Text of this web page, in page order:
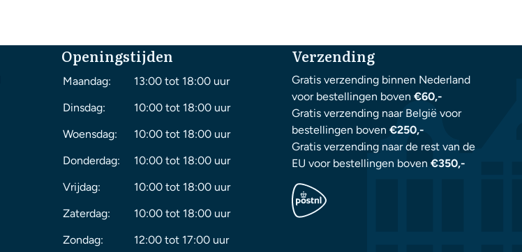
Openingstijden
Maandag:
13:00 tot 18:00 uur
Dinsdag:
10:00 tot 18:00 uur
Woensdag:
10:00 tot 18:00 uur
Donderdag:
10:00 tot 18:00 uur
Vrijdag:
10:00 tot 18:00 uur
Zaterdag:
10:00 tot 18:00 uur
Zondag:
12:00 tot 17:00 uur
Verzending
Gratis verzending binnen Nederland
voor bestellingen boven€60,-
Gratis verzending naar België voor
bestellingen boven€250,-
Gratis verzending naar de rest van de
EU voor bestellingen boven€350,-